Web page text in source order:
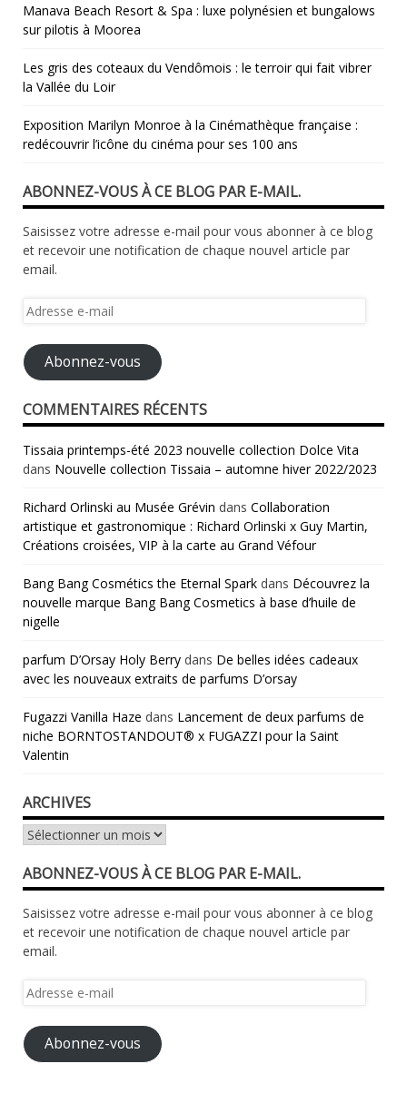
Manava Beach Resort & Spa : luxe polynésien et bungalows
sur pilotis à Moorea
Les gris des coteaux du Vendômois : le terroir qui fait vibrer
la Vallée du Loir
​Exposition Marilyn Monroe à la Cinémathèque française :
redécouvrir l’icône du cinéma pour ses 100 ans
ABONNEZ-VOUS À CE BLOG PAR E-MAIL.
Saisissez votre adresse e-mail pour vous abonner à ce blog
et recevoir une notification de chaque nouvel article par
email.
Adresse
mail
Abonnez-vous
COMMENTAIRES RÉCENTS
Tissaia printemps-été 2023 nouvelle collection Dolce Vita
dans Nouvelle collection Tissaia – automne hiver 2022/2023
Richard Orlinski au Musée Grévin dans Collaboration
artistique et gastronomique : Richard Orlinski x Guy Martin,
Créations croisées, VIP à la carte au Grand Véfour
Bang Bang Cosmétics the Eternal Spark dans Découvrez la
nouvelle marque Bang Bang Cosmetics à base d’huile de
nigelle
parfum D’Orsay Holy Berry dans De belles idées cadeaux
avec les nouveaux extraits de parfums D’orsay
Fugazzi Vanilla Haze dans Lancement de deux parfums de
niche BORNTOSTANDOUT® x FUGAZZI pour la Saint
Valentin
ARCHIVES
Archives
ABONNEZ-VOUS À CE BLOG PAR E-MAIL.
Saisissez votre adresse e-mail pour vous abonner à ce blog
et recevoir une notification de chaque nouvel article par
email.
Adresse
mail
Abonnez-vous